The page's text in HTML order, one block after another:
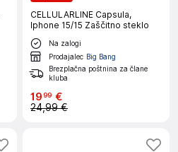
CELLULARLINE Capsula,
Iphone 15/15 Zaščitno steklo
Na zalogi
Prodajalec Big Bang
Brezplačna poštnina za člane
kluba
1999 €
24,99 €